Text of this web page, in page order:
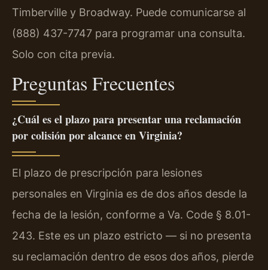
Timberville y Broadway. Puede comunicarse al
(888) 437-7747 para programar una consulta.
Solo con cita previa.
Preguntas Frecuentes
¿Cuál es el plazo para presentar una reclamación
por colisión por alcance en Virginia?
El plazo de prescripción para lesiones
personales en Virginia es de dos años desde la
fecha de la lesión, conforme a Va. Code § 8.01-
243. Este es un plazo estricto — si no presenta
su reclamación dentro de esos dos años, pierde